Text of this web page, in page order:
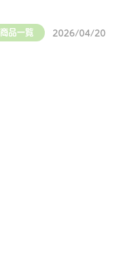
商品一覧 2026/04/20